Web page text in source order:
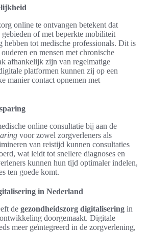
online te ontvangen betekent dat
of met beperkte mobiliteit
hebben tot medische professionals. Dit is
en mensen met chronische
afhankelijk zijn van regelmatige
platformen kunnen zij op een
manier contact opnemen met
online consultatie bij aan de
voor zowel zorgverleners als
van reistijd kunnen consultaties
wat leidt tot snellere diagnoses en
kunnen hun tijd optimaler indelen,
ten goede komt.
in Nederland
de gezondheidszorg digitalisering in
doorgemaakt. Digitale
meer geïntegreerd in de zorgverlening,